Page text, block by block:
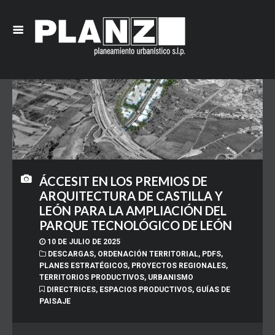
ÁCCESIT EN LOS PREMIOS DE
ARQUITECTURA DE CASTILLA Y
LEÓN PARA LA AMPLIACIÓN DEL
PARQUE TECNOLÓGICO DE LEÓN
10 DE JULIO DE 2025
DESCARGAS, ORDENACIÓN TERRITORIAL, PDFS,
PLANES ESTRATÉGICOS, PROYECTOS REGIONALES,
TERRITORIOS PRODUCTIVOS, URBANISMO
DIRECTRICES, ESPACIOS PRODUCTIVOS, GUÍAS DE
PAISAJE